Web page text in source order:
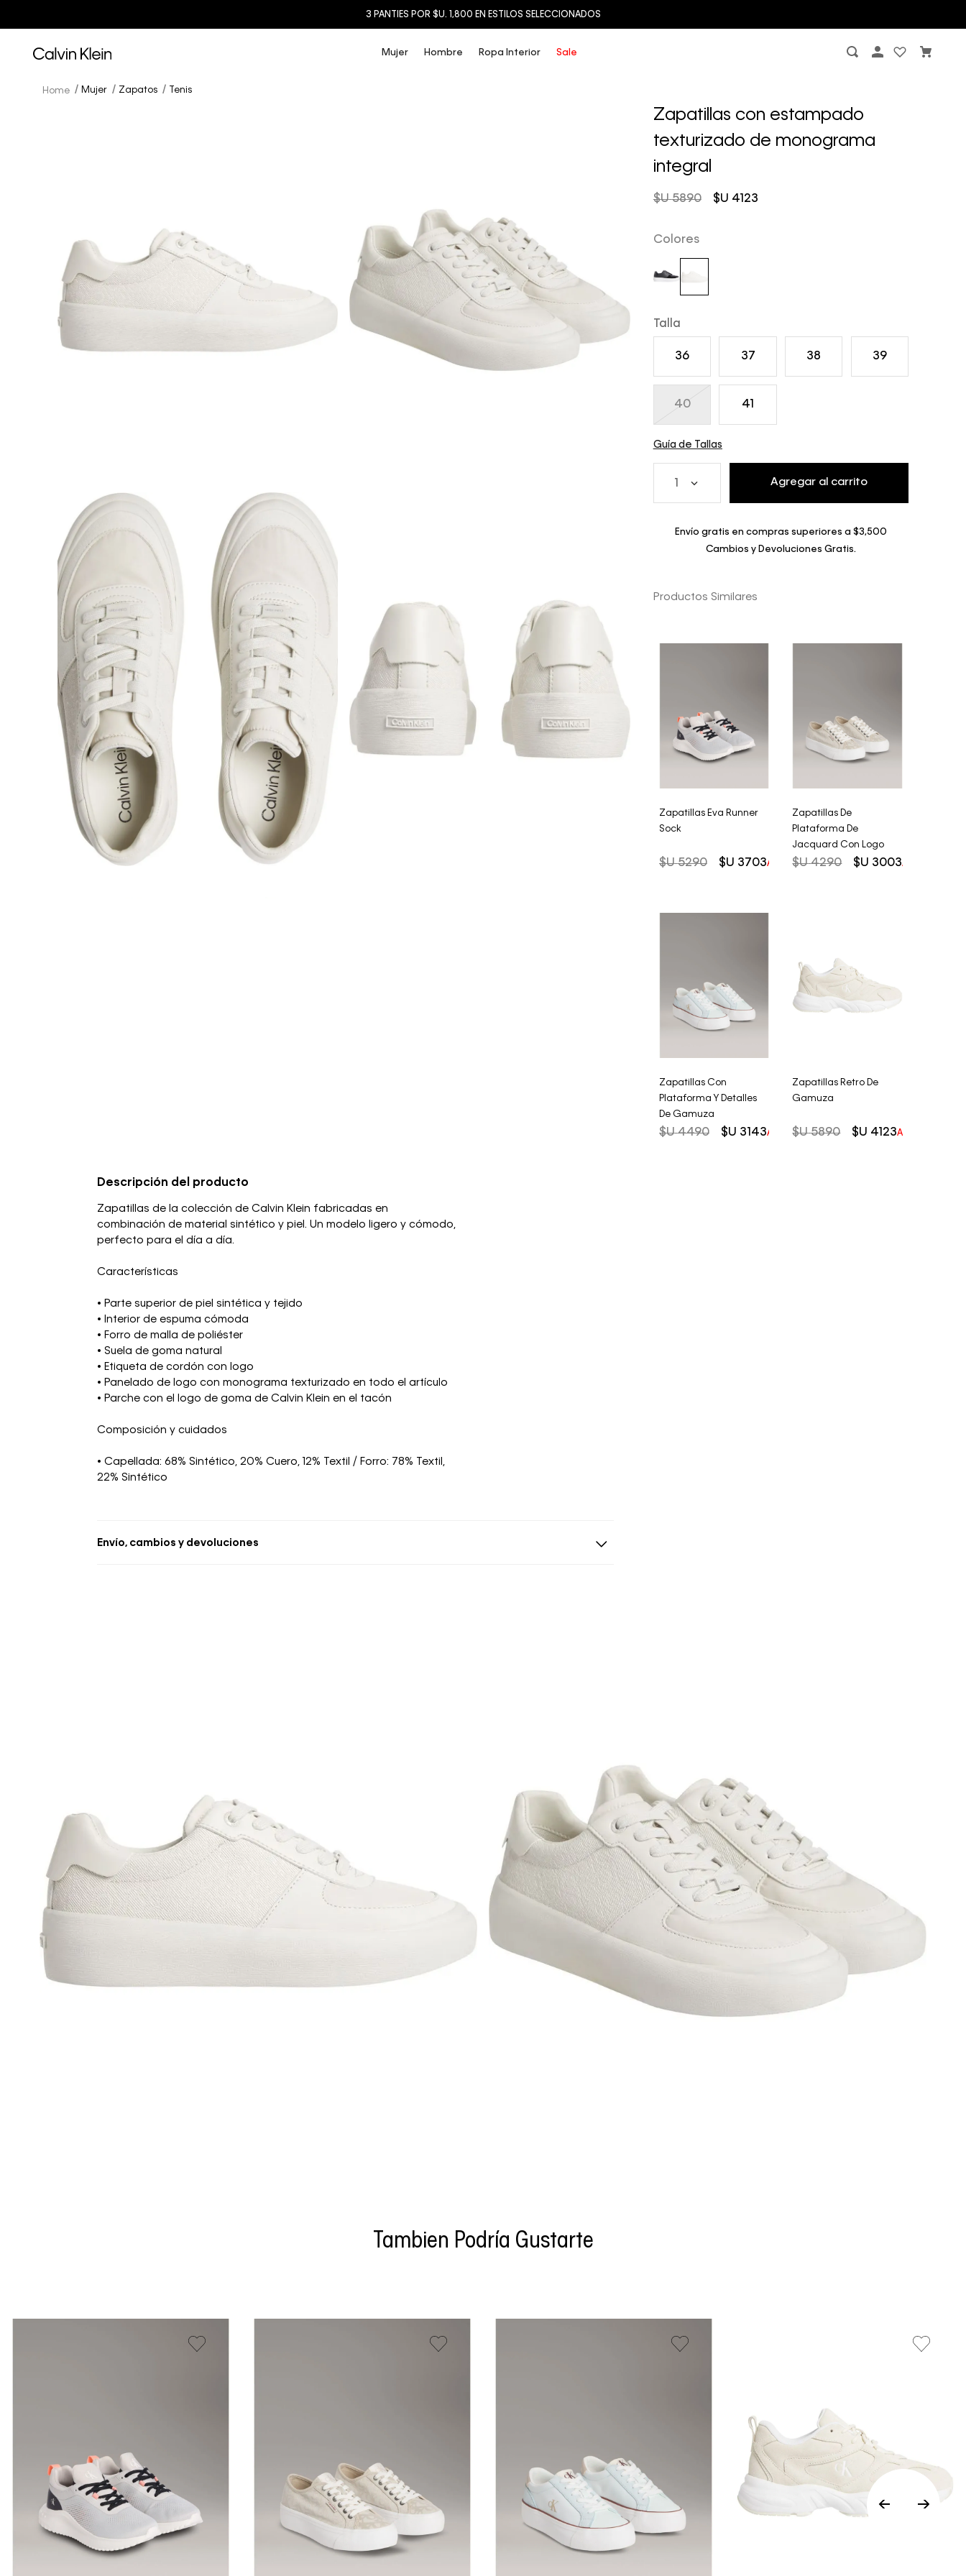
3 PANTIES POR $U. 1,800 EN ESTILOS SELECCIONADOS
Mujer Hombre Ropa Interior Sale
Mujer Zapatos Tenis
Zapatillas con estampado
texturizado de monograma
integral
$U 4123
$U 5890
Colores
Talla
36 37 38 39
40 41
Guía de Tallas
Agregar al carrito
Envío gratis en compras superiores a $3,500
Cambios y Devoluciones Gratis.
Productos Similares
Zapatillas Eva Runner
Sock
$U 5290 $U 3703AHORRO DEL30%
Zapatillas De
Plataforma De
Jacquard Con Logo
$U 4290 $U 3003AHORRO DEL
Zapatillas Con
Plataforma Y Detalles
De Gamuza
$U 4490 $U 3143AHORRO DEL30%
Zapatillas Retro De
Gamuza
$U 5890 $U 4123AHORRO DEL
Descripción del producto
Zapatillas de la colección de Calvin Klein fabricadas en
combinación de material sintético y piel. Un modelo ligero y cómodo,
perfecto para el día a día.
Características
• Parte superior de piel sintética y tejido
• Interior de espuma cómoda
• Forro de malla de poliéster
• Suela de goma natural
• Etiqueta de cordón con logo
• Panelado de logo con monograma texturizado en todo el artículo
• Parche con el logo de goma de Calvin Klein en el tacón
Composición y cuidados
• Capellada: 68% Sintético, 20% Cuero, 12% Textil / Forro: 78% Textil,
22% Sintético
Envío, cambios y devoluciones
Tambien Podría Gustarte